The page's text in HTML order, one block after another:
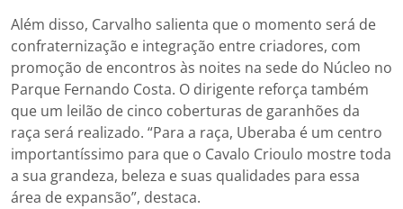
Além disso, Carvalho salienta que o momento será de
confraternização e integração entre criadores, com
promoção de encontros às noites na sede do Núcleo no
Parque Fernando Costa. O dirigente reforça também
que um leilão de cinco coberturas de garanhões da
raça será realizado. “Para a raça, Uberaba é um centro
importantíssimo para que o Cavalo Crioulo mostre toda
a sua grandeza, beleza e suas qualidades para essa
área de expansão”, destaca.